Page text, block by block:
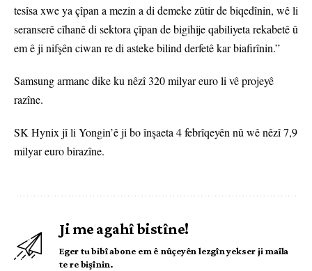
tesîsa xwe ya çîpan a mezin a di demeke zûtir de biqedînin, wê li
seranserê cîhanê di sektora çîpan de bigihije qabiliyeta rekabetê û
em ê ji nifşên ciwan re di asteke bilind derfetê kar biafirînin.”
Samsung armanc dike ku nêzî 320 milyar euro li vê projeyê
razîne.
SK Hynix jî li Yongin’ê ji bo înşaeta 4 febrîqeyên nû wê nêzî 7,9
milyar euro birazîne.
Ji me agahî bistîne!
Eger tu bibî abone em ê nûçeyên lezgîn yekser ji maîla
te re bişînin.